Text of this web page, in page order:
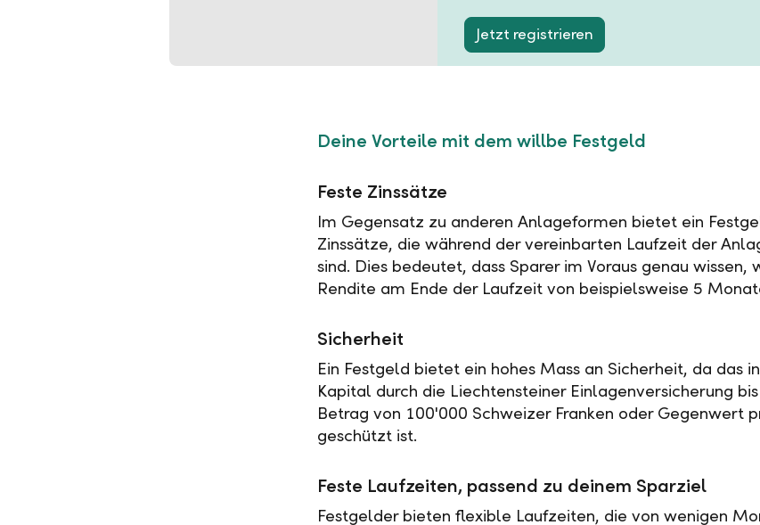
Jetzt registrieren
Deine Vorteile mit dem willbe Festgeld
Feste Zinssätze
Im Gegensatz zu anderen Anlageformen bietet ein
Zinssätze, die während der vereinbarten Laufzeit der
sind. Dies bedeutet, dass Sparer im Voraus genau wissen,
Rendite am Ende der Laufzeit von beispielsweise 5
Sicherheit
Ein Festgeld bietet ein hohes Mass an Sicherheit, da das
Kapital durch die Liechtensteiner Einlagenversicherung
Betrag von 100'000 Schweizer Franken oder Gegenwert
geschützt ist.
Feste Laufzeiten, passend zu deinem Sparziel
Festgelder bieten flexible Laufzeiten, die von wenigen